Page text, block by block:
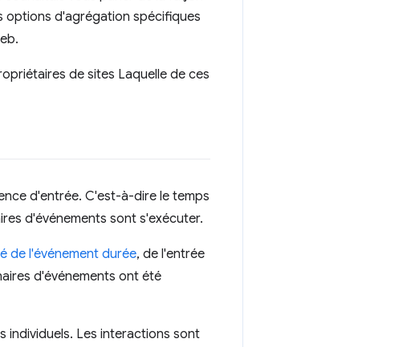
options d'agrégation spécifiques
de sites Laquelle de ces
d'entrée. C'est-à-dire le temps
d'événements sont s'exécuter.
de l'événement durée, de l'entrée
d'événements ont été
individuels. Les interactions sont